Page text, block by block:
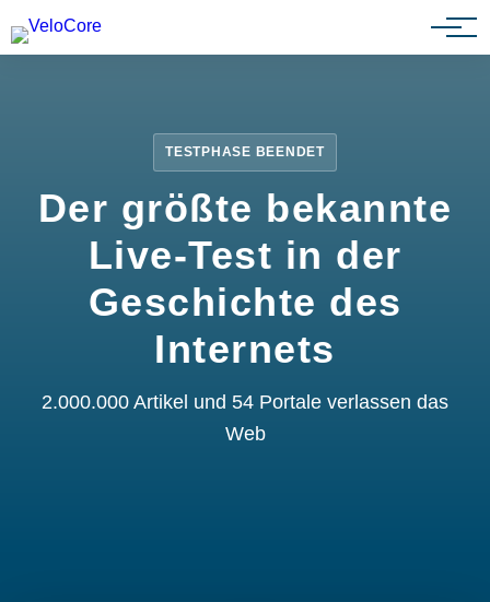
Partnerprogramm
TESTPHASE BEENDET
Der größte bekannte
Live-Test in der
Geschichte des
Internets
2.000.000 Artikel und 54 Portale verlassen das
Web